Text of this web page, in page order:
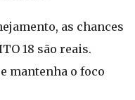
as chances
18 são reais.
mantenha o foco